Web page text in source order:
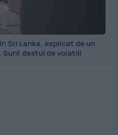
Sri Lanka, explicat de un
Sunt destul de volatili